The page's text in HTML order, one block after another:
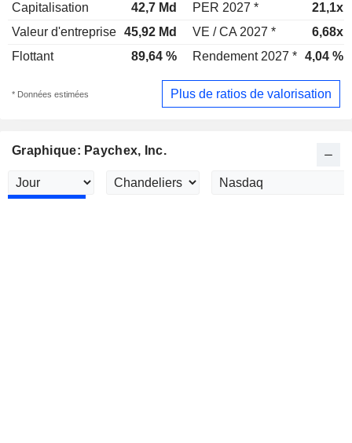
Capitalisation 42,7 Md PER 2027 *
21,1x
Valeur d'entreprise 45,92 Md VE / CA 2027 *
6,68x
Flottant
89,64 % Rendement 2027 * 4,04 %
* Données estimées Plus de ratios de valorisation
Graphique: Paychex, Inc.